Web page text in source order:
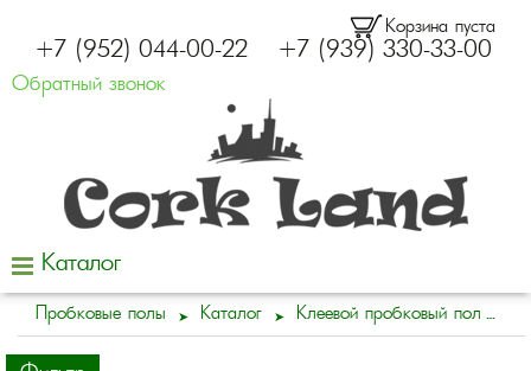
Корзина пуста
+7 (952) 044-00-22 +7 (939) 330-33-00
Обратный звонок
Каталог
Пробковые полы Каталог Клеевой пробковый пол